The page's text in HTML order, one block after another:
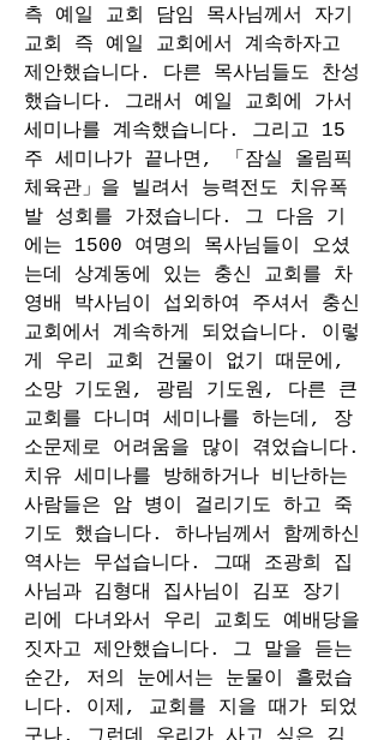
측 예일 교회 담임 목사님께서 자기
교회 즉 예일 교회에서 계속하자고
제안했습니다. 다른 목사님들도 찬성
했습니다. 그래서 예일 교회에 가서
세미나를 계속했습니다. 그리고 15
주 세미나가 끝나면, 「잠실 올림픽
체육관」을 빌려서 능력전도 치유폭
발 성회를 가졌습니다. 그 다음 기
에는 1500 여명의 목사님들이 오셨
는데 상계동에 있는 충신 교회를 차
영배 박사님이 섭외하여 주셔서 충신
교회에서 계속하게 되었습니다. 이렇
게 우리 교회 건물이 없기 때문에,
소망 기도원, 광림 기도원, 다른 큰
교회를 다니며 세미나를 하는데, 장
소문제로 어려움을 많이 겪었습니다.
치유 세미나를 방해하거나 비난하는
사람들은 암 병이 걸리기도 하고 죽
기도 했습니다. 하나님께서 함께하신
역사는 무섭습니다. 그때 조광희 집
사님과 김형대 집사님이 김포 장기
리에 다녀와서 우리 교회도 예배당을
짓자고 제안했습니다. 그 말을 듣는
순간, 저의 눈에서는 눈물이 흘렀습
니다. 이제, 교회를 지을 때가 되었